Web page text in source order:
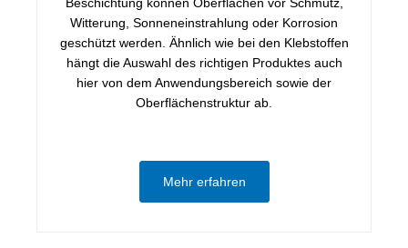
Witterung, Sonneneinstrahlung oder Korrosion
geschützt werden. Ähnlich wie bei den Klebstoffen
hängt die Auswahl des richtigen Produktes auch
hier von dem Anwendungsbereich sowie der
Oberflächenstruktur ab.
Mehr erfahren